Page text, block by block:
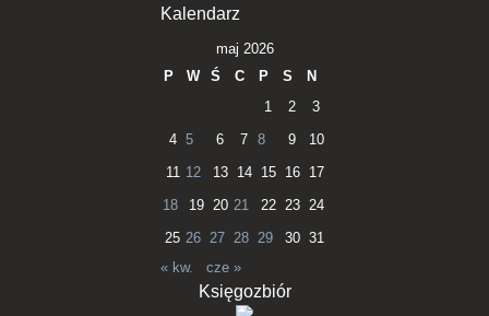
Kalendarz
maj 2026
P
W Ś C P S
N
1
2
3
4 5 6 7 8 9
10
11 12 13 14 15 16
17
18
19 20 21 22 23 24
25 26 27 28 29 30 31
« kw.
cze »
Księgozbiór